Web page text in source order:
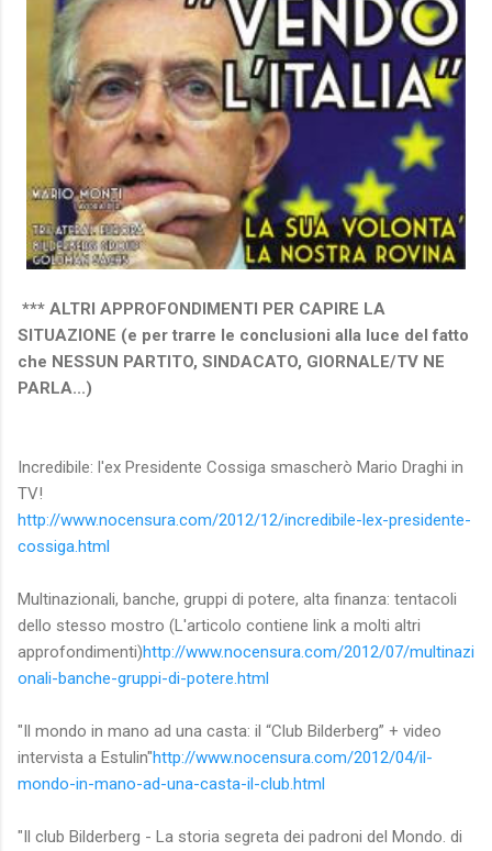
*** ALTRI APPROFONDIMENTI PER CAPIRE LA
SITUAZIONE (e per trarre le conclusioni alla luce del fatto
che NESSUN PARTITO, SINDACATO, GIORNALE/TV NE
PARLA...)
Incredibile: l'ex Presidente Cossiga smascherò Mario Draghi in
TV!
http://www.nocensura.com/2012/12/incredibile-lex-presidente-
cossiga.html
Multinazionali, banche, gruppi di potere, alta finanza: tentacoli
dello stesso mostro (L'articolo contiene link a molti altri
approfondimenti)http://www.nocensura.com/2012/07/multinazi
onali-banche-gruppi-di-potere.html
"Il mondo in mano ad una casta: il “Club Bilderberg” + video
intervista a Estulin"http://www.nocensura.com/2012/04/il-
mondo-in-mano-ad-una-casta-il-club.html
"Il club Bilderberg - La storia segreta dei padroni del Mondo. di